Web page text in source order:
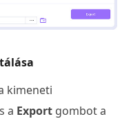
kimeneti
a Export gombot a